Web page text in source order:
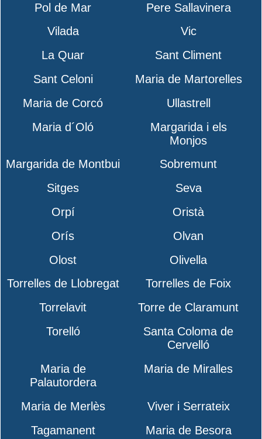
Pol de Mar
Pere Sallavinera
Vilada
Vic
La Quar
Sant Climent
Sant Celoni
Maria de Martorelles
Maria de Corcó
Ullastrell
Maria d´Oló
Margarida i els
Monjos
Margarida de Montbui
Sobremunt
Sitges
Seva
Orpí
Oristà
Orís
Olvan
Olost
Olivella
Torrelles de Llobregat
Torrelles de Foix
Torrelavit
Torre de Claramunt
Torelló
Santa Coloma de
Cervelló
Maria de
Palautordera
Maria de Miralles
Maria de Merlès
Viver i Serrateix
Tagamanent
Maria de Besora